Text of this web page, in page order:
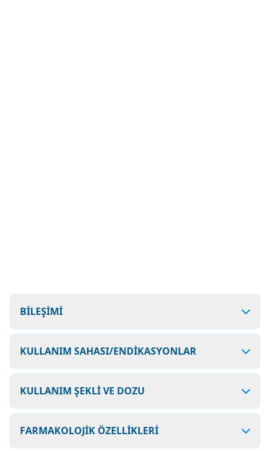
BİLEŞİMİ
KULLANIM SAHASI/ENDİKASYONLAR
KULLANIM ŞEKLİ VE DOZU
FARMAKOLOJİK ÖZELLİKLERİ